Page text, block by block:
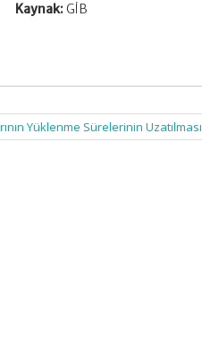
Kaynak:GİB
Yüklenme Sürelerinin Uzatılması